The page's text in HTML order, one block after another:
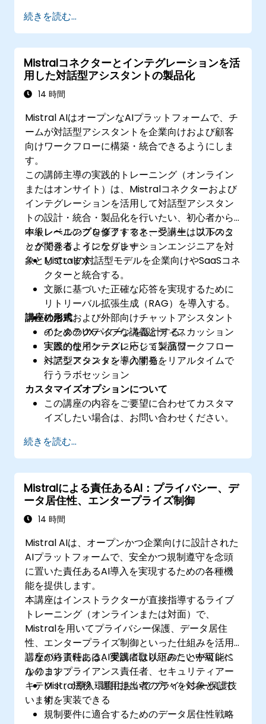
続きを読む...
Mistralコネクターとインテグレーションを活
用した対話型アシスタントの製品化
14 時間
Mistral AIはオープンなAIプラットフォームで、チ
ームが対話型アシスタントを企業向けおよび顧客
向けワークフローに構築・統合できるようにしま
す。
この講師主導の実践的トレーニング（オンライン
またはオンサイト）は、Mistralコネクターおよび
インテグレーションを活用して対話型アシスタン
トの設計・統合・製品化を行いたい、初心者から
中級レベルのプロダクトマネージャー、フルスタ
ック開発者、インテグレーションエンジニアを対
象としています。
本トレーニングを修了すると、受講生は以下のこ
とができるようになります：
Mistralの対話型モデルを企業向けやSaaSコネ
クターと統合する。
文脈に基づいた正確な応答を実現するために
リトリーバル拡張生成（RAG）を導入する。
社内用および外部向けチャットアシスタント
のためのUXパターンを設計する。
実際の使用ケースに応じて製品ワークフロー
へアシスタントを導入する。
講座の形式
インタラクティブな講義とディスカッション
実践的なインテグレーション演習
対話型アシスタントの開発をリアルタイムで
行うラボセッション
カスタマイズオプションについて
この講座の内容をご要望に合わせてカスタマ
イズしたい場合は、お問い合わせください。
続きを読む...
Mistralによる責任あるAI：プライバシー、デ
ータ居住性、エンタープライズ制御
14 時間
Mistral AIは、オープンかつ企業向けに設計された
AIプラットフォームで、安全かつ規制遵守を念頭
に置いた責任あるAI導入を実現するための各種機
能を提供します。
本講座はインストラクターが直接指導するライブ
トレーニング（オンラインまたは対面）で、
Mistralを用いてプライバシー保護、データ居住
性、エンタープライズ制御といった仕組みを活用
しながら責任あるAI実践に取り組みたい中級レベ
ルのコンプライアンス責任者、セキュリティアー
キテクト、法務・運用担当者の方々を対象として
います。
講座の終了時には、受講者は以下のことが可能に
なります：
Mistral導入環境においてプライバシー保護技
術を実装できる
規制要件に適合するためのデータ居住性戦略